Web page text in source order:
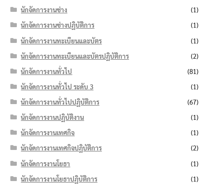
นักจัดการงานช่าง
(1)
นักจัดการงานช่างปฏิบัติการ
(1)
นักจัดการงานทะเบียนและบัตร
(1)
นักจัดการงานทะเบียนและบัตรปฏิบัติการ
(2)
นักจัดการงานทั่วไป
(81)
นักจัดการงานทั่วไป ระดับ 3
(1)
นักจัดการงานทั่วไปปฏิบัติการ
(67)
นักจัดการงานปฏิบัติงาน
(1)
นักจัดการงานเทศกิจ
(1)
นักจัดการงานเทศกิจปฏิบัติการ
(2)
นักจัดการงานโยธา
(1)
นักจัดการงานโยธาปฏิบัติการ
(1)